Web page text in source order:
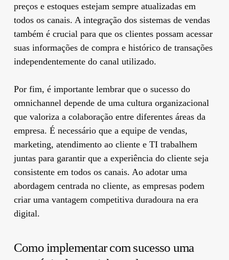
preços e estoques estejam sempre atualizadas em
todos os canais. A integração dos sistemas de vendas
também é crucial para que os clientes possam acessar
suas informações de compra e histórico de transações
independentemente do canal utilizado.
Por fim, é importante lembrar que o sucesso do
omnichannel depende de uma cultura organizacional
que valoriza a colaboração entre diferentes áreas da
empresa. É necessário que a equipe de vendas,
marketing, atendimento ao cliente e TI trabalhem
juntas para garantir que a experiência do cliente seja
consistente em todos os canais. Ao adotar uma
abordagem centrada no cliente, as empresas podem
criar uma vantagem competitiva duradoura na era
digital.
Como implementar com sucesso uma